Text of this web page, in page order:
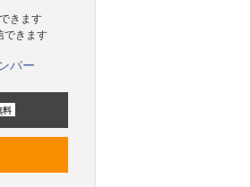
きます
できます
バー
料